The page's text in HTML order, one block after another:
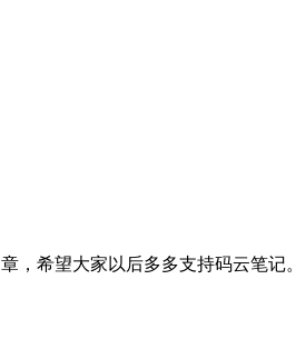
，希望大家以后多多支持码云笔记。